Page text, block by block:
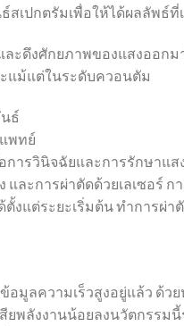
เปกตรัมเพื่อให้ได้ผลลัพธ์ที่
ะดึงศักยภาพของแสงออก
ะแม้แต่ในระดับควอนตัม
ธ์
พทย์
ารวินิจฉัยและการรักษาแ
ละการผ่าตัดด้วยเลเซอร์
งแต่ระยะเริ่มต้น ทำการผ่
อมูลความเร็วสูงอยู่แล้ว ด้
ยพลังงานน้อยลงนวัตกรร